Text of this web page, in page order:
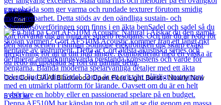
Läs mer
Cort
Cort Core GA All Blackwood Open Pore Light Burst - Nearly New
5 891kr